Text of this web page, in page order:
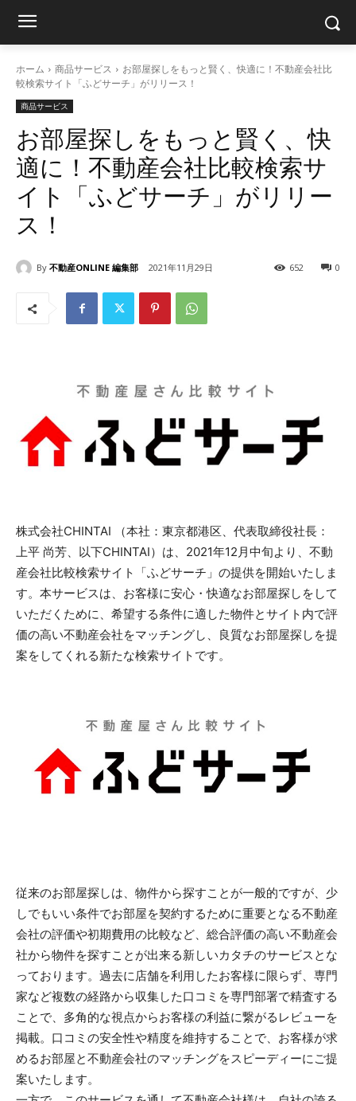
ホーム 商品サービス
お部屋探しをもっと賢く、快適に！不動産会社比
較検索サイト「ふどサーチ」がリリース！
商品サービス
お部屋探しをもっと賢く、快
適に！不動産会社比較検索サ
イト「ふどサーチ」がリリー
ス！
By 不動産ONLINE 編集部 2021年11月29日 0
652
株式会社CHINTAI （本社：東京都港区、代表取締役社長：
上平 尚芳、以下CHINTAI）は、2021年12月中旬より、不動
産会社比較検索サイト「ふどサーチ」の提供を開始いたしま
す。本サービスは、お客様に安心・快適なお部屋探しをして
いただくために、希望する条件に適した物件とサイト内で評
価の高い不動産会社をマッチングし、良質なお部屋探しを提
案をしてくれる新たな検索サイトです。
従来のお部屋探しは、物件から探すことが一般的ですが、少
しでもいい条件でお部屋を契約するために重要となる不動産
会社の評価や初期費用の比較など、総合評価の高い不動産会
社から物件を探すことが出来る新しいカタチのサービスとな
っております。過去に店舗を利用したお客様に限らず、専門
家など複数の経路から収集した口コミを専門部署で精査する
ことで、多角的な視点からお客様の利益に繋がるレビューを
掲載。口コミの安全性や精度を維持することで、お客様が求
めるお部屋と不動産会社のマッチングをスピーディーにご提
案いたします。